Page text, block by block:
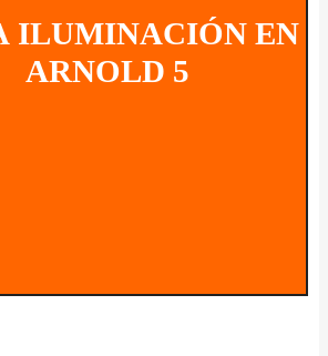
ILUMINACIÓN EN
ARNOLD 5